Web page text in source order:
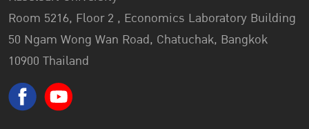
Room 5216, Floor 2 , Economics Laboratory Building
50 Ngam Wong Wan Road, Chatuchak, Bangkok
10900 Thailand